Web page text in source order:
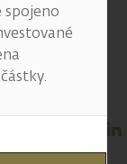
spojeno